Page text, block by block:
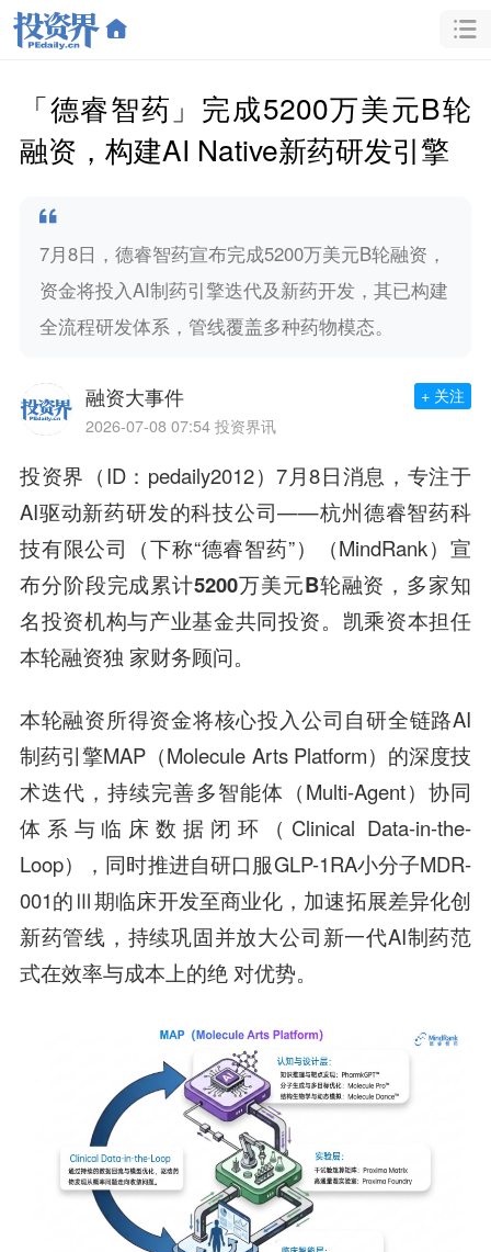
「德睿智药」完成5200万美元B轮
融资，构建AI Native新药研发引擎
7月8日，德睿智药宣布完成5200万美元B轮融资，
资金将投入AI制药引擎迭代及新药开发，其已构建
全流程研发体系，管线覆盖多种药物模态。
融资大事件
2026-07-08 07:54 投资界讯
+ 关注
投资界（ID：pedaily2012）7月8日消息，专注于
AI驱动新药研发的科技公司——杭州德睿智药科
技有限公司（下称“德睿智药”）（MindRank）宣
布分阶段完成累计5200万美元B轮融资 ， 多家知
名投资机构与产业基金共同投资。凯乘资本担任
本轮融资独 家财务顾问。
本轮融资所得资金将核心投入公司自研全链路AI
制药引擎MAP（Molecule Arts Platform）的深度技
术迭代，持续完善多智能体（Multi-Agent）协同
体系与临床数据闭环（Clinical Data-in-the-
Loop），同时推进自研口服GLP-1RA小分子MDR-
001的Ⅲ期临床开发至商业化，加速拓展差异化创
新药管线，持续巩固并放大公司新一代AI制药范
式在效率与成本上的绝 对优势。